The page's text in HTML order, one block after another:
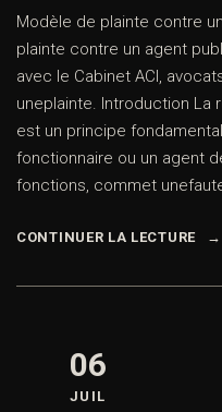
Modèle de plainte contre
plainte contre un agent
avec le Cabinet ACI,
uneplainte. Introduction La
est un principe
fonctionnaire ou un agent
fonctions, commet
CONTINUER LA LECTURE
06
JUIL